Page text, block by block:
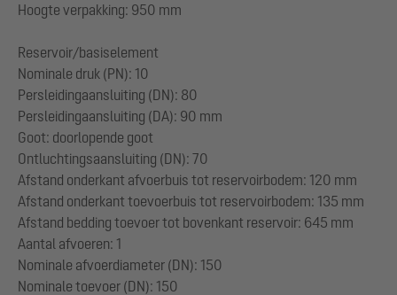
Hoogte verpakking: 950 mm
Reservoir/basiselement
Nominale druk (PN): 10
Persleidingaansluiting (DN): 80
Persleidingaansluiting (DA): 90 mm
Goot: doorlopende goot
Ontluchtingsaansluiting (DN): 70
Afstand onderkant afvoerbuis tot reservoirbodem: 120 mm
Afstand onderkant toevoerbuis tot reservoirbodem: 135 mm
Afstand bedding toevoer tot bovenkant reservoir: 645 mm
Aantal afvoeren: 1
Nominale afvoerdiameter (DN): 150
Nominale toevoer (DN): 150